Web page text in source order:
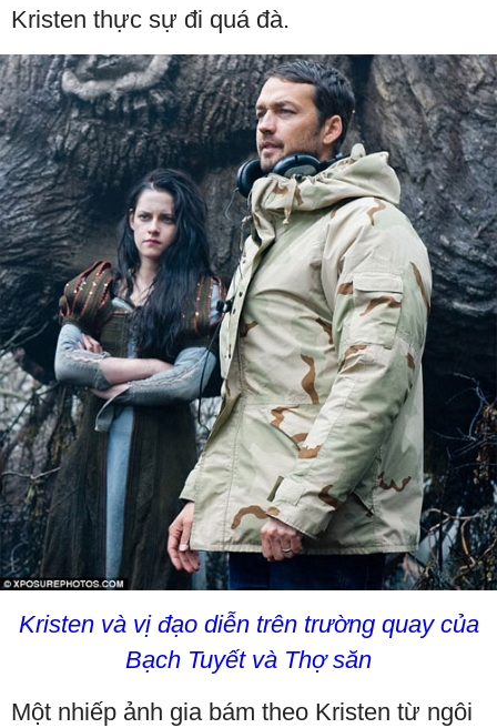
Kristen thực sự đi quá đà.
Kristen và vị đạo diễn trên trường quay của
Bạch Tuyết và Thợ săn
Một nhiếp ảnh gia bám theo Kristen từ ngôi